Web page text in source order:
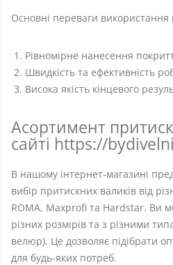
Основні переваги використання
Рівномірне нанесення
Швидкість та ефективність
Висока якість кінцевого
Асортимент
сайті https://
В нашому інтернет-магазині
вибір притискних валиків від
ROMA, Maxprofi та Hardstar. Ви
різних розмірів та з різними
велюр). Це дозволяє підібрати
для будь-яких потреб.